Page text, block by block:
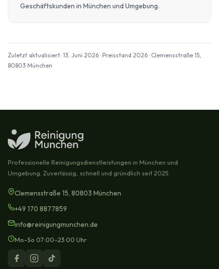
Geschäftskunden in München und Umgebung.
Zuletzt aktualisiert: 13. Juni 2026 · Preisstand 2026 · Clemensstraße 15,
80803 München
Professionelle Reinigungsdienstleistungen in München und
Umgebung. Zuverlässig, schnell und gründlich seit 2025.
Clemensstraße 15, 80803 München
+49 170 8877859
info@reinigungmunchen.de
Mo–So 07:00–23:00 Uhr